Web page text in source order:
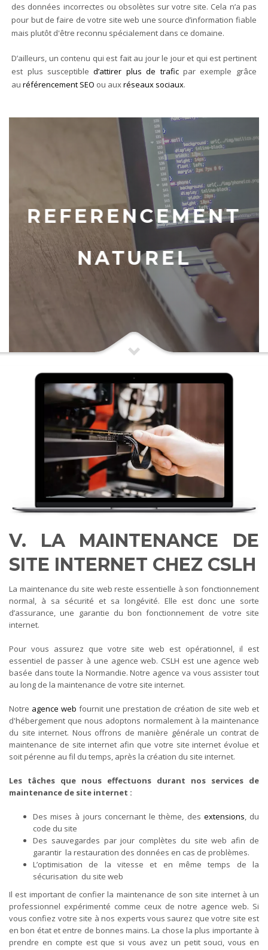
des données incorrectes ou obsolètes sur votre site. Cela n’a pas
pour but de faire de votre site web une source d’information fiable
mais plutôt d'être reconnu spécialement dans ce domaine.
D’ailleurs, un contenu qui est fait au jour le jour et qui est pertinent
est plus susceptibled’attirer plus de traficpar exemple grâce
auréférencement SEO ou auxréseaux sociaux.
REFERENCEMENT
NATUREL
V. LA MAINTENANCE DE
SITE INTERNET CHEZ CSLH
La maintenance du site web reste essentielle à son fonctionnement
normal, à sa sécurité et sa longévité. Elle est donc une sorte
d’assurance, une garantie du bon fonctionnement de votre site
internet.
Pour vous assurez que votre site web est opérationnel, il est
essentiel de passer à une agence web. CSLH est une agence web
basée dans toute la Normandie. Notre agence va vous assister tout
au long de la maintenance de votre site internet.
Notre agence web fournit une prestation de création de site web et
d'hébergement que nous adoptons normalement à la maintenance
du site internet. Nous offrons de manière générale un contrat de
maintenance de site internet afin que votre site internet évolue et
soit pérenne au fil du temps, après la création du site internet.
Les tâches que nous effectuons durant nos services de
maintenance de site internet :
Des mises à jours concernant le thème, des extensions, du
code du site
Des sauvegardes par jour complètes du site web afin de
garantir la restauration des données en cas de problèmes.
L’optimisation de la vitesse et en même temps de la
sécurisation du site web
Il est important de confier la maintenance de son site internet à un
professionnel expérimenté comme ceux de notre agence web. Si
vous confiez votre site à nos experts vous saurez que votre site est
en bon état et entre de bonnes mains. La chose la plus importante à
prendre en compte est que si vous avez un petit souci, vous en